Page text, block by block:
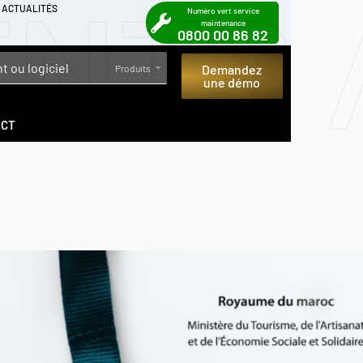
ACTUALITÉS
Numéro vert service
maintenance
0800 00 86 82
Produits
Demandez
une démo